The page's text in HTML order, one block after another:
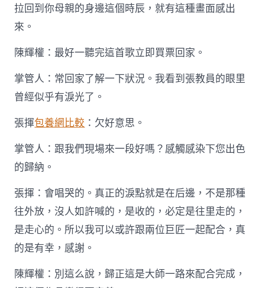
拉回到你母親的身邊這個時辰，就有這種畫面感出
來。
陳輝權：最好一聽完這首歌立即買票回家。
掌管人：常回家了解一下狀況。我看到張教員的眼里
曾經似乎有淚光了。
張揮包養網比較 ：欠好意思。
掌管人：跟我們現場來一段好嗎？感觸感染下您出色
的歸納。
張揮：會唱哭的。真正的淚點就是在后邊，不是那種
往外放，沒人如許喊的，是收的，必定是往里走的，
是走心的。所以我可以或許跟兩位巨匠一起配合，真
的是有幸，感謝。
陳輝權：別這么說，歸正這是大師一路來配合完成，